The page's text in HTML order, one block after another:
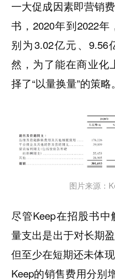
一大促成因素即营销
书，2020年到2022
别为3.02亿元、9.56
然，为了能在商业化
择了“以量换量”的策略。
图片来源：
尽管Keep在招股书
量支出是出于对长期
但至少在短期还未体
Keep的销售费用分别